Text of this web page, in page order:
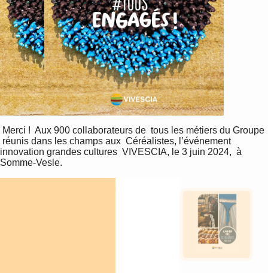
réunis dans les champs aux  Céréalistes, l’événement
innovation grandes cultures  VIVESCIA, le 3 juin 2024,  à
Somme-Vesle.